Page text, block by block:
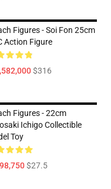
Figures - Soi Fon 25cm
Action Figure
$316
Figures - 22cm
Ichigo Collectible
Toy
$27.5